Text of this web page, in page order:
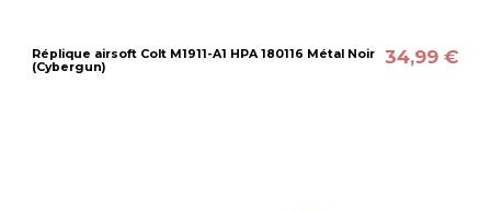
Réplique airsoft Colt M1911-A1 HPA 180116 Métal Noir
(Cybergun)
34,99 €